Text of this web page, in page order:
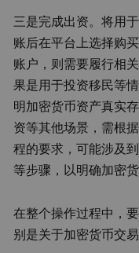
三是完成出资。将用
账后在平台上选择购
账户，则需要履行相
果是用于投资移民等
明加密货币资产真实
资等其他场景，需根
程的要求，可能涉及
等步骤，以明确加密
在整个操作过程中，
别是关于加密货币交